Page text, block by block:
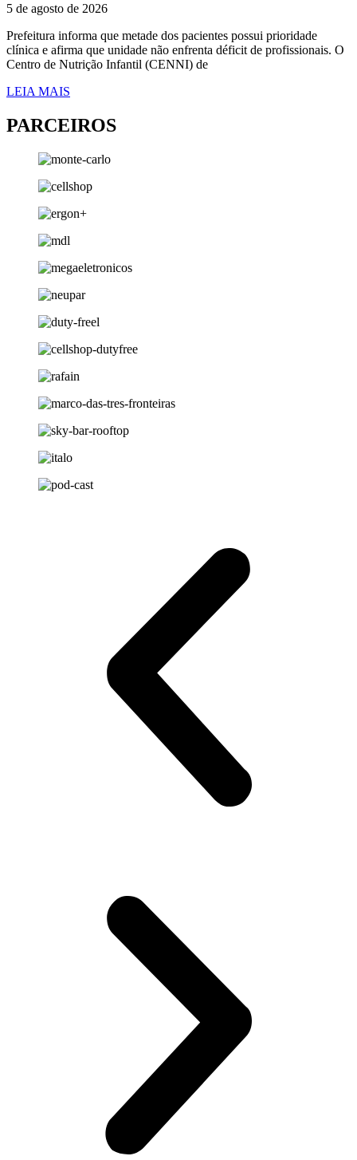
5 de agosto de 2026
Prefeitura informa que metade dos pacientes possui prioridade
clínica e afirma que unidade não enfrenta déficit de profissionais. O
Centro de Nutrição Infantil (CENNI) de
LEIA MAIS
PARCEIROS